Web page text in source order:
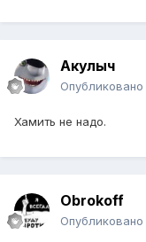
Акулыч
Опубликовано
Хамить не надо.
Obrokoff
Опубликовано